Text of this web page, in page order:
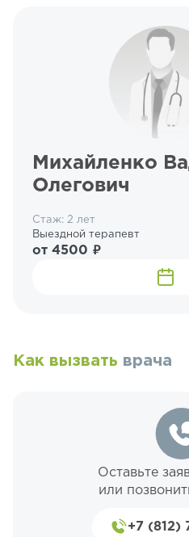
Михайленко
Олегович
Стаж: 2 лет
Выездной терапевт
от 4500 ₽
Как вызвать врача
Оставьте
или
+7 (812)